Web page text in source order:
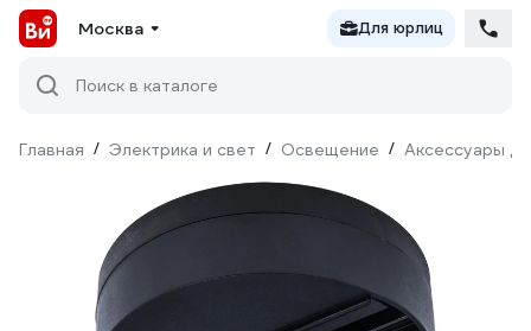
Москва Для юрлиц
Поиск в каталоге
Главная / Электрика и свет / Освещение / Аксессуары